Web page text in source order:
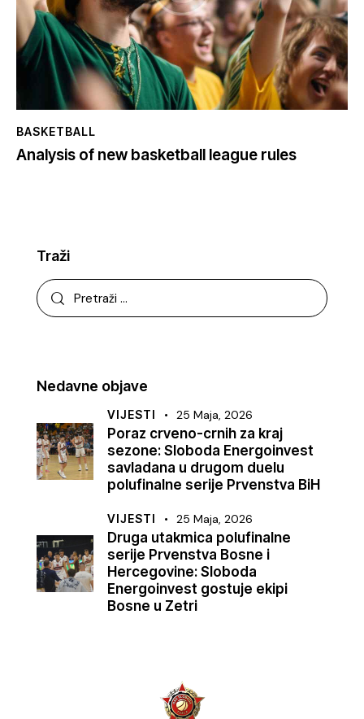
BASKETBALL
Analysis of new basketball league rules
Traži
Nedavne objave
VIJESTI 25 Maja, 2026
Poraz crveno-crnih za kraj
sezone: Sloboda Energoinvest
savladana u drugom duelu
polufinalne serije Prvenstva BiH
VIJESTI 25 Maja, 2026
Druga utakmica polufinalne
serije Prvenstva Bosne i
Hercegovine: Sloboda
Energoinvest gostuje ekipi
Bosne u Zetri